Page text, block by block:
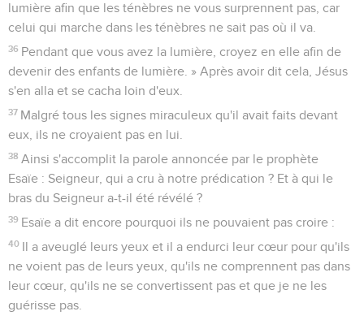
lumière afin que les ténèbres ne vous surprennent pas, car
celui qui marche dans les ténèbres ne sait pas où il va.
36 Pendant que vous avez la lumière, croyez en elle afin de
devenir des enfants de lumière. » Après avoir dit cela, Jésus
s'en alla et se cacha loin d'eux.
37 Malgré tous les signes miraculeux qu'il avait faits devant
eux, ils ne croyaient pas en lui.
38 Ainsi s'accomplit la parole annoncée par le prophète
Esaïe : Seigneur, qui a cru à notre prédication ? Et à qui le
bras du Seigneur a-t-il été révélé ?
39 Esaïe a dit encore pourquoi ils ne pouvaient pas croire :
40 Il a aveuglé leurs yeux et il a endurci leur cœur pour qu'ils
ne voient pas de leurs yeux, qu'ils ne comprennent pas dans
leur cœur, qu'ils ne se convertissent pas et que je ne les
guérisse pas.